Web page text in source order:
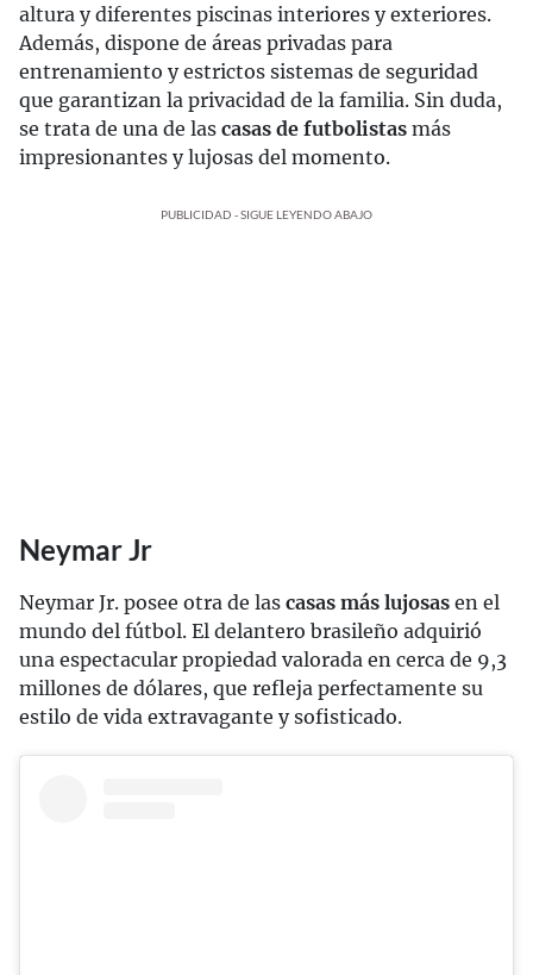
altura y diferentes piscinas interiores y exteriores.
Además, dispone de áreas privadas para
entrenamiento y estrictos sistemas de seguridad
que garantizan la privacidad de la familia. Sin duda,
se trata de una de las casas de futbolistas más
impresionantes y lujosas del momento.
PUBLICIDAD - SIGUE LEYENDO ABAJO
Neymar Jr
Neymar Jr. posee otra de las casas más lujosas en el
mundo del fútbol. El delantero brasileño adquirió
una espectacular propiedad valorada en cerca de 9,3
millones de dólares, que refleja perfectamente su
estilo de vida extravagante y sofisticado.